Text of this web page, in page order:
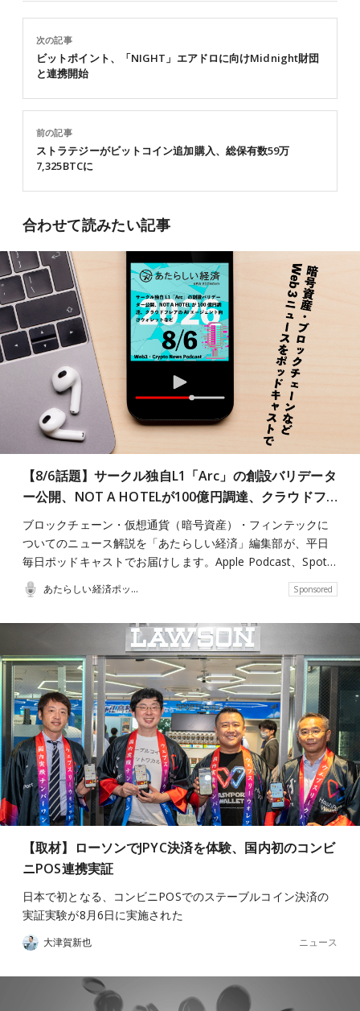
前の記事
ストラテジーがビットコイン追加購入、総保有数59万
7,325BTCに
次の記事
ビットポイント、「NIGHT」エアドロに向けMidnight財団
と連携開始
合わせて読みたい記事
【8/6話題】サークル独自L1「Arc」の創設バリデータ
ー公開、NOT A HOTELが100億円調達、クラウドフ…
ブロックチェーン・仮想通貨（暗号資産）・フィンテックに
ついてのニュース解説を「あたらしい経済」編集部が、平日
毎日ポッドキャストでお届けします。Apple Podcast、Spot…
あたらしい経済ポッドキャスト Sponsored
【取材】ローソンでJPYC決済を体験、国内初のコンビ
ニPOS連携実証
日本で初となる、コンビニPOSでのステーブルコイン決済の
実証実験が8月6日に実施された
大津賀新也 ニュース